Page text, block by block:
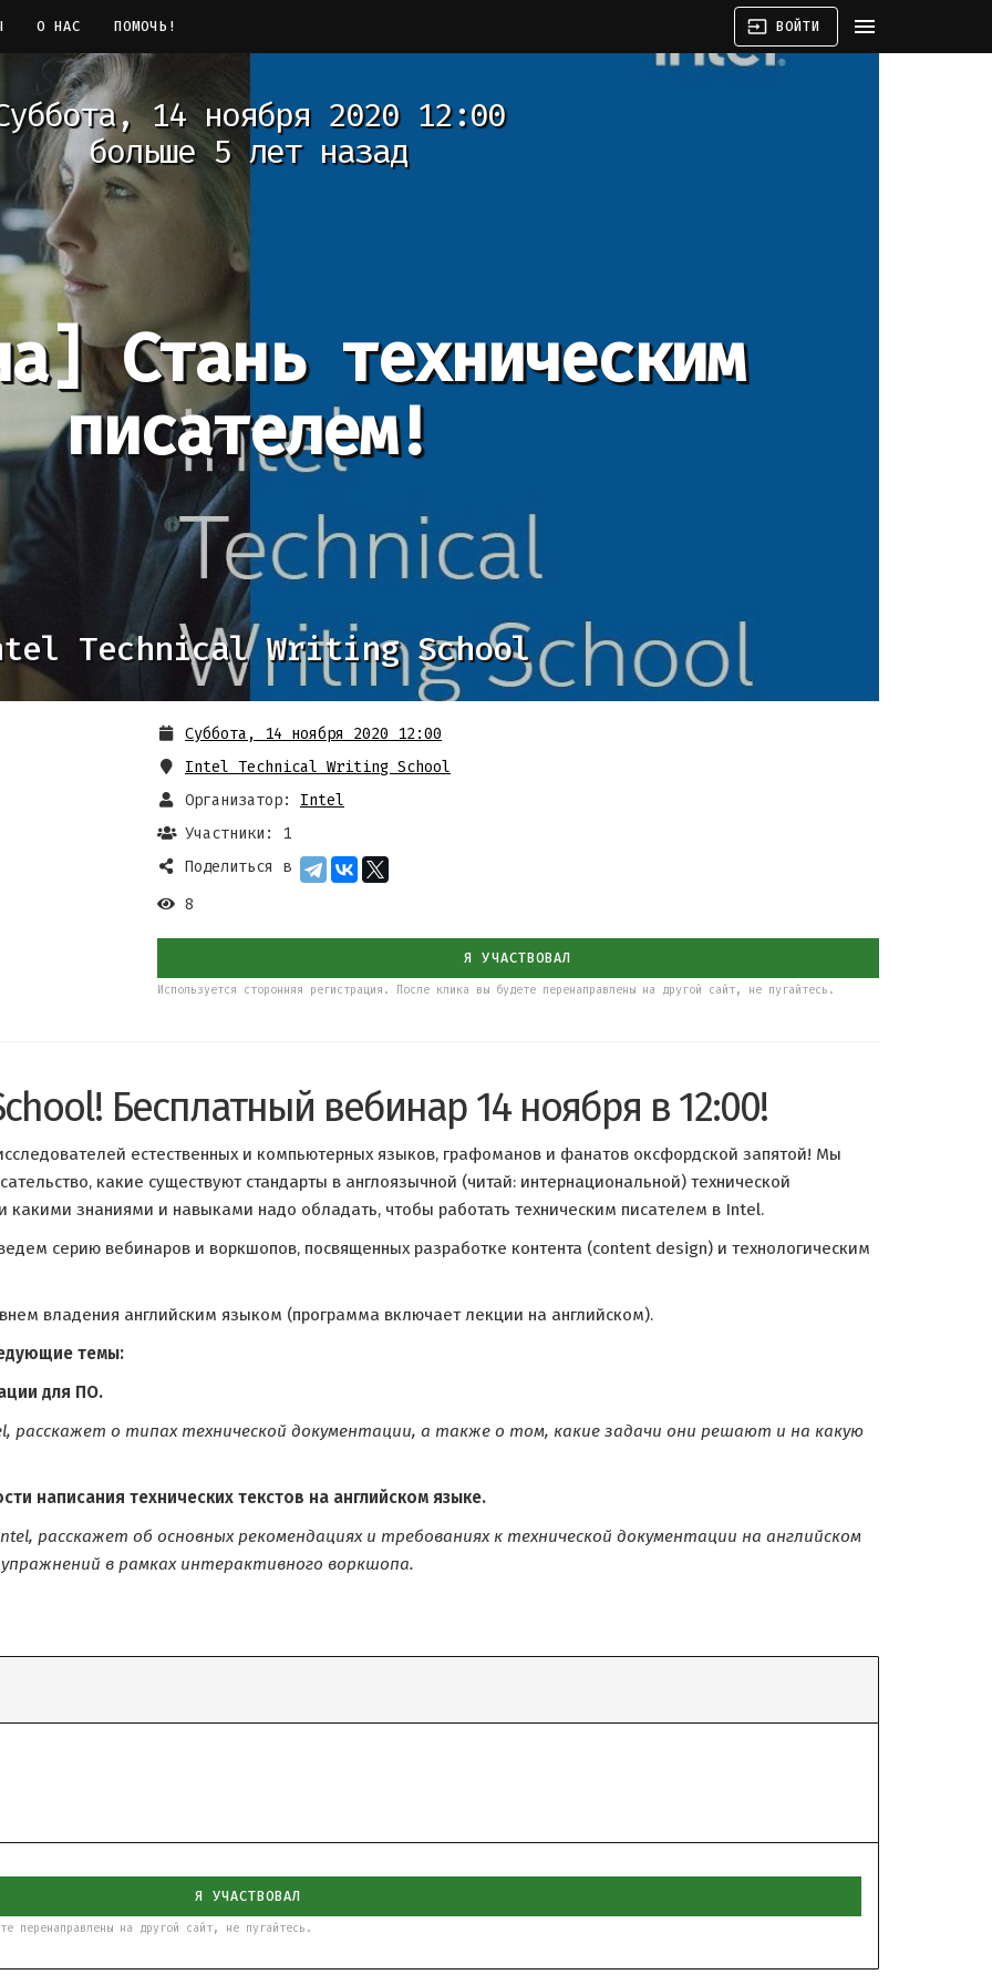
О НАС ПОМОЧЬ! input ВОЙТИ menu
14 ноября 2020 12:00
больше 5 лет назад
Стань техническим
писателем!
Technical Writing School
Суббота, 14 ноября 2020 12:00
Intel Technical Writing School
Организатор:
Intel
Участники: 1
Поделиться в
8
Я УЧАСТВОВАЛ
Используется сторонняя регистрация. После клика вы будете перенаправлены на другой сайт, не пугайтесь.
Бесплатный вебинар 14 ноября в 12:00!
естественных и компьютерных языков, графоманов и фанатов оксфордской запятой! Мы
какие существуют стандарты в англоязычной (читай: интернациональной) технической
какими знаниями и навыками надо обладать, чтобы работать техническим писателем в Intel.
серию вебинаров и воркшопов, посвященных разработке контента (content design) и технологическим
владения английским языком (программа включает лекции на английском).
темы:
для ПO.
расскажет о типах технической документации, а также о том, какие задачи они решают и на какую
написания технических текстов на английском языке.
расскажет об основных рекомендациях и требованиях к технической документации на английском
в рамках интерактивного воркшопа.
Я УЧАСТВОВАЛ
перенаправлены на другой сайт, не пугайтесь.